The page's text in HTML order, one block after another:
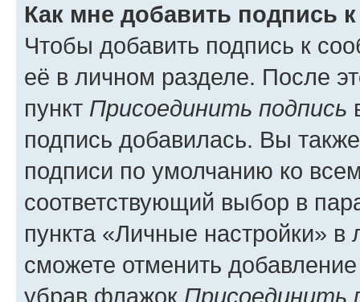
Как мне добавить подпись
Чтобы добавить подпись к
её в личном разделе. После
пункт Присоединить подпись
подпись добавилась. Вы
подписи по умолчанию ко
соответствующий выбор в
пункта «Личные настройки»
сможете отменить
убрав флажок Присоединить